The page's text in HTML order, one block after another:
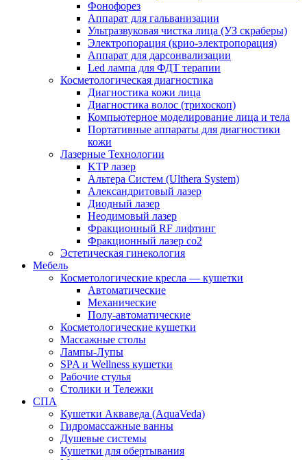
Фонофорез
Аппарат для гальванизации
Ультразвуковая чистка лица (УЗ скраберы)
Электропорация (крио-электропорация)
Аппарат для дарсонвализации
Led лампа для ФДТ терапии
Косметологическая диагностика
Диагностика кожи лица
Диагностика волос (трихоскоп)
Компьютерное моделирование лица и тела
Портативные аппараты для диагностики
кожи
Лазерные Технологии
KTP лазер
Альтера Систем (Ulthera System)
Александритовый лазер
Диодный лазер
Неодимовый лазер
Фракционный RF лифтинг
Фракционный лазер со2
Эстетическая гинекология
Мебель
Косметологические кресла — кушетки
Автоматические
Механические
Полу-автоматические
Косметологические кушетки
Массажные столы
Лампы-Лупы
SPA и Wellness кушетки
Рабочие стулья
Столики и Тележки
СПА
Кушетки Акваведа (AquaVeda)
Гидромассажные ванны
Душевые системы
Кушетки для обертывания